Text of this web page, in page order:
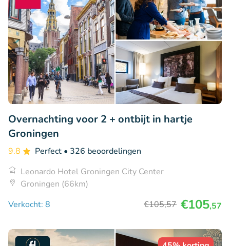
Overnachting voor 2 + ontbijt in hartje
Groningen
9.8 Perfect • 326 beoordelingen
Leonardo Hotel Groningen City Center
Groningen (66km)
Verkocht: 8
€105,57 €105,57